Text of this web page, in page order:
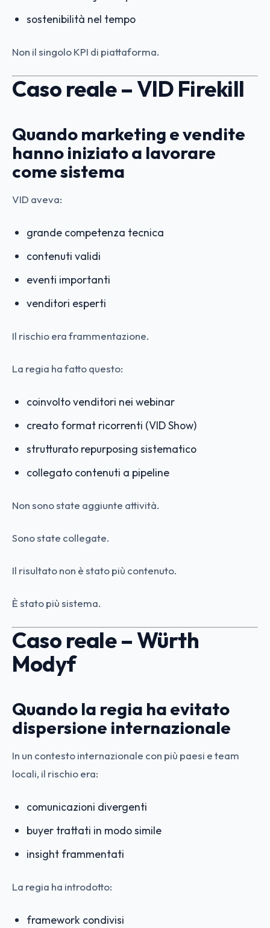
sostenibilità nel tempo
Non il singolo KPI di piattaforma.
Caso reale – VID Firekill
Quando marketing e vendite
hanno iniziato a lavorare
come sistema
VID aveva:
grande competenza tecnica
contenuti validi
eventi importanti
venditori esperti
Il rischio era frammentazione.
La regia ha fatto questo:
coinvolto venditori nei webinar
creato format ricorrenti (VID Show)
strutturato repurposing sistematico
collegato contenuti a pipeline
Non sono state aggiunte attività.
Sono state collegate.
Il risultato non è stato più contenuto.
È stato più sistema.
Caso reale – Würth
Modyf
Quando la regia ha evitato
dispersione internazionale
In un contesto internazionale con più paesi e team
locali, il rischio era:
comunicazioni divergenti
buyer trattati in modo simile
insight frammentati
La regia ha introdotto:
framework condivisi